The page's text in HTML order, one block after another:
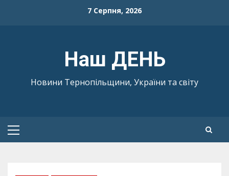
7 Серпня, 2026
Наш ДЕНЬ
Новини Тернопільщини, України та світу
Primary